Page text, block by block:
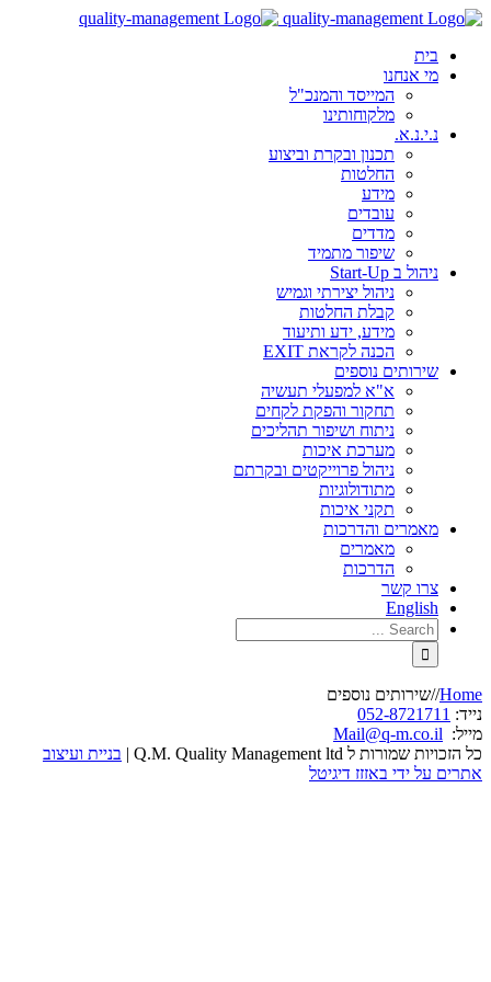
בית
מי אנחנו
המייסד והמנכ"ל
מלקוחותינו
נ.י.נ.א.
תכנון ובקרת וביצוע
החלטות
מידע
עובדים
מדדים
שיפור מתמיד
ניהול ב Start-Up
ניהול יצירתי וגמיש
קבלת החלטות
מידע, ידע ותיעוד
הכנה לקראת EXIT
שירותים נוספים
א"א למפעלי תעשיה
תחקור והפקת לקחים
ניתוח ושיפור תהליכים
מערכת איכות
ניהול פרוייקטים ובקרתם
מתודולוגיות
תקני איכות
מאמרים והדרכות
מאמרים
הדרכות
צרו קשר
English
Home
/
/שירותים נוספים
נייד: 052-8721711
מייל: Mail@q-m.co.il
כל הזכויות שמורות ל Q.M. Quality Management ltd |
בניית ועיצוב
אתרים על ידי באזזז דיגיטל